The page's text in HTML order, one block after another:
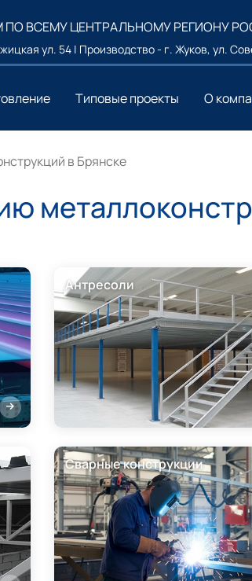
ПО ВСЕМУ ЦЕНТРАЛЬНОМУ РЕГИОНУ
ул. 54 | Производство - г. Жуков, ул.
Типовые проекты О
в Брянске
Антресоли
Сварные конструкции